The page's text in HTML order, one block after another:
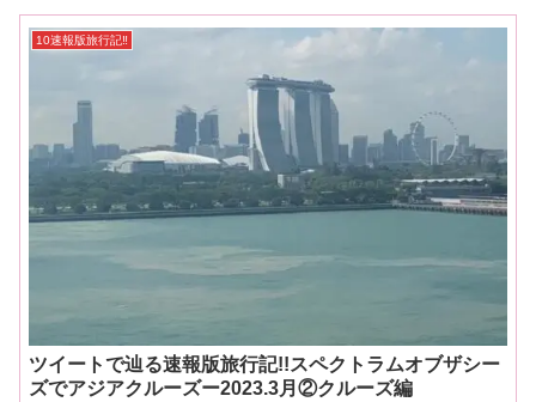
10速報版旅行記‼
ツイートで辿る速報版旅行記!!スペクトラムオブザシー
ズでアジアクルーズー2023.3月②クルーズ編